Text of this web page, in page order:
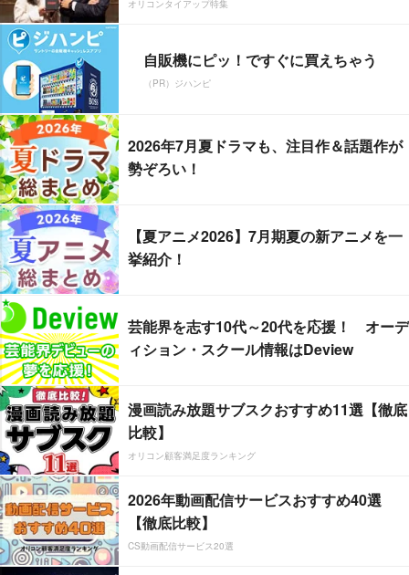
オリコンタイアップ特集
自販機にピッ！ですぐに買えちゃう
（PR）ジハンピ
2026年7月夏ドラマも、注目作＆話題作が
勢ぞろい！
【夏アニメ2026】7月期夏の新アニメを一
挙紹介！
芸能界を志す10代～20代を応援！ オーデ
ィション・スクール情報はDeview
漫画読み放題サブスクおすすめ11選【徹底
比較】
オリコン顧客満足度ランキング
2026年動画配信サービスおすすめ40選
【徹底比較】
CS動画配信サービス20選